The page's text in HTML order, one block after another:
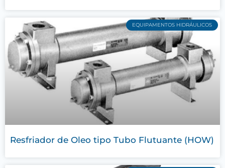
EQUIPAMENTOS HIDRÁULICOS
Resfriador de Oleo tipo Tubo Flutuante (HOW)